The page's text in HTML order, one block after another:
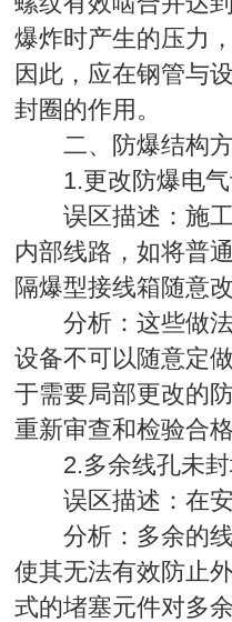
爆炸时产生的压力
因此，应在钢管与
封圈的作用。
二、防爆结构方
1.更改防爆电气
误区描述：施工
内部线路，如将普
隔爆型接线箱随意
分析：这些做法
设备不可以随意定
于需要局部更改的
重新审查和检验合
2.多余线孔未封
误区描述：在安
分析：多余的线
使其无法有效防止
式的堵塞元件对多